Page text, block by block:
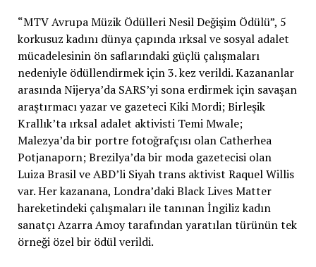
“MTV Avrupa Müzik Ödülleri Nesil Değişim Ödülü”, 5
korkusuz kadını dünya çapında ırksal ve sosyal adalet
mücadelesinin ön saflarındaki güçlü çalışmaları
nedeniyle ödüllendirmek için 3. kez verildi. Kazananlar
arasında Nijerya’da SARS’yi sona erdirmek için savaşan
araştırmacı yazar ve gazeteci Kiki Mordi; Birleşik
Krallık’ta ırksal adalet aktivisti Temi Mwale;
Malezya’da bir portre fotoğrafçısı olan Catherhea
Potjanaporn; Brezilya’da bir moda gazetecisi olan
Luiza Brasil ve ABD’li Siyah trans aktivist Raquel Willis
var. Her kazanana, Londra’daki Black Lives Matter
hareketindeki çalışmaları ile tanınan İngiliz kadın
sanatçı Azarra Amoy tarafından yaratılan türünün tek
örneği özel bir ödül verildi.